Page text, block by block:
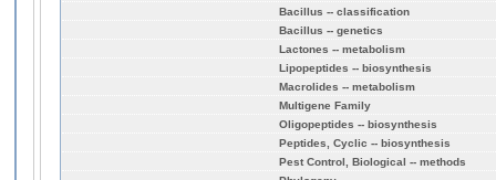
Bacillus -- classification
Bacillus -- genetics
Lactones -- metabolism
Lipopeptides -- biosynthesis
Macrolides -- metabolism
Multigene Family
Oligopeptides -- biosynthesis
Peptides, Cyclic -- biosynthesis
Pest Control, Biological -- methods